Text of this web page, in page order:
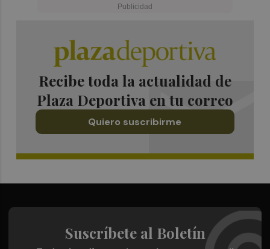
Recibe toda la actualidad de
Plaza Deportiva en tu correo
Quiero suscribirme
Suscríbete al Boletín